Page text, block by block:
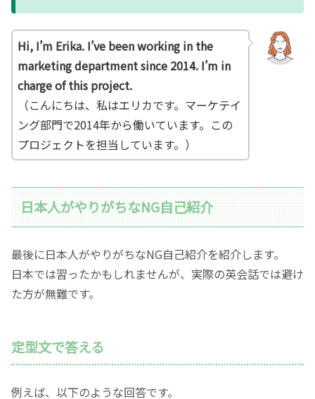
Hi, I’m Erika. I’ve been working in the
marketing department since 2014. I’m in
charge of this project.
（こんにちは、私はエリカです。マーケテイ
ング部門で2014年から働いています。この
プロジェクトを担当しています。）
日本人がやりがちなNG自己紹介
最後に日本人がやりがちなNG自己紹介を紹介します。
日本では習ったかもしれませんが、実際の英会話では避け
た方が無難です。
定型文で答える
例えば、以下のような回答です。